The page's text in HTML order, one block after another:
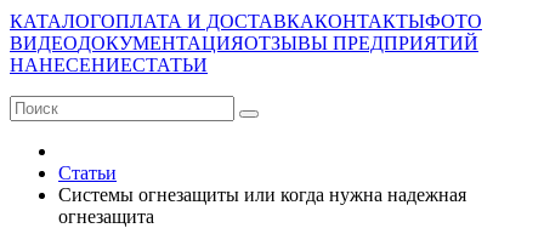
КАТАЛОГОПЛАТА И ДОСТАВКАКОНТАКТЫФОТО
ВИДЕОДОКУМЕНТАЦИЯОТЗЫВЫ ПРЕДПРИЯТИЙ
НАНЕСЕНИЕСТАТЬИ
Статьи
Системы огнезащиты или когда нужна надежная
огнезащита